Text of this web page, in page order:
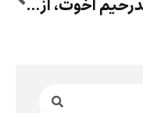
محمدرحیم اخوت، از نویسندگان نزدیک به «جنگ اصفهان» درگذشت